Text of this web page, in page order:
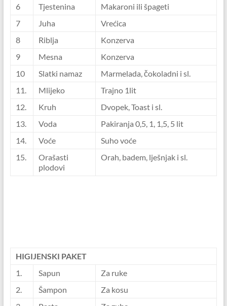
6
Tjestenina
Makaroni ili špageti
7
Juha
Vrećica
8
Riblja
Konzerva
9
Mesna
Konzerva
10
Slatki namaz
Marmelada, čokoladni i sl.
11.
Mlijeko
Trajno 1lit
12.
Kruh
Dvopek, Toast i sl.
13.
Voda
Pakiranja 0,5, 1, 1,5, 5 lit
14.
Voće
Suho voće
15.
Orašasti
plodovi
Orah, badem, lješnjak i sl.
HIGIJENSKI PAKET
1.
Sapun
Za ruke
2.
Šampon
Za kosu